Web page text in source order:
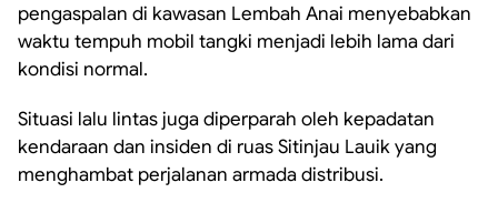
pengaspalan di kawasan Lembah Anai menyebabkan
waktu tempuh mobil tangki menjadi lebih lama dari
kondisi normal.
Situasi lalu lintas juga diperparah oleh kepadatan
kendaraan dan insiden di ruas Sitinjau Lauik yang
menghambat perjalanan armada distribusi.